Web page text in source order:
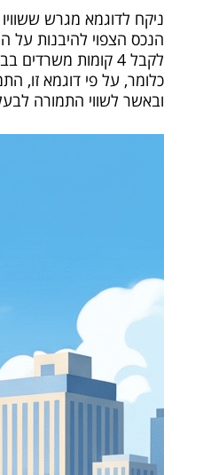
ניקח לדוגמא מגרש ששוויו 40 מיליון ₪.
לקבל 4 קומות משרדים בבניין.
כלומר, על פי דוגמא זו,
ובאשר לשווי התמורה לבעל